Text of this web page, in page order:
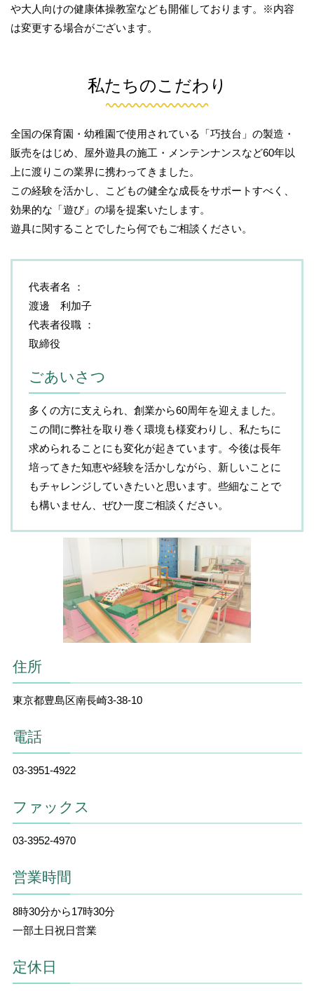
住所
東京都豊島区南長崎3-38-10
電話
03-3951-4922
ファックス
03-3952-4970
営業時間
8時30分から17時30分
一部土日祝日営業
定休日
や大人向けの健康体操教室なども開催しております。※内容
は変更する場合がございます。
私たちのこだわり
全国の保育園・幼稚園で使用されている「巧技台」の製造・
販売をはじめ、屋外遊具の施工・メンテンナンスなど60年以
上に渡りこの業界に携わってきました。
この経験を活かし、こどもの健全な成長をサポートすべく、
効果的な「遊び」の場を提案いたします。
遊具に関することでしたら何でもご相談ください。
代表者名
渡邊 利加子
代表者役職
取締役
ごあいさつ
多くの方に支えられ、創業から60周年を迎えました。
この間に弊社を取り巻く環境も様変わりし、私たちに
求められることにも変化が起きています。今後は長年
培ってきた知恵や経験を活かしながら、新しいことに
もチャレンジしていきたいと思います。些細なことで
も構いません、ぜひ一度ご相談ください。